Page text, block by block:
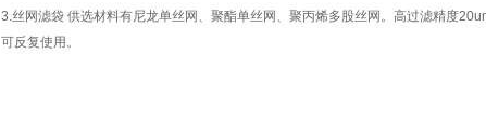
3.丝网滤袋 供选材料有尼龙单丝网、聚酯单丝网、聚丙烯多股丝网。高过滤精度
可反复使用。